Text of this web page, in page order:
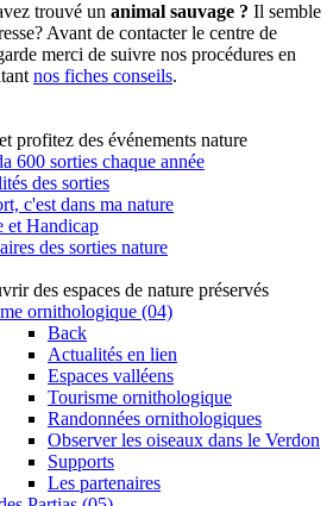
trouvé un animal sauvage ? Il semble
Avant de contacter le centre de
merci de suivre nos procédures en
nos fiches conseils.
et profitez des événements nature
600 sorties chaque année
des sorties
c'est dans ma nature
et Handicap
des sorties nature
des espaces de nature préservés
ornithologique (04)
Back
Actualités en lien
Espaces valléens
Tourisme ornithologique
Randonnées ornithologiques
Observer les oiseaux dans le Verdon
Supports
Les partenaires